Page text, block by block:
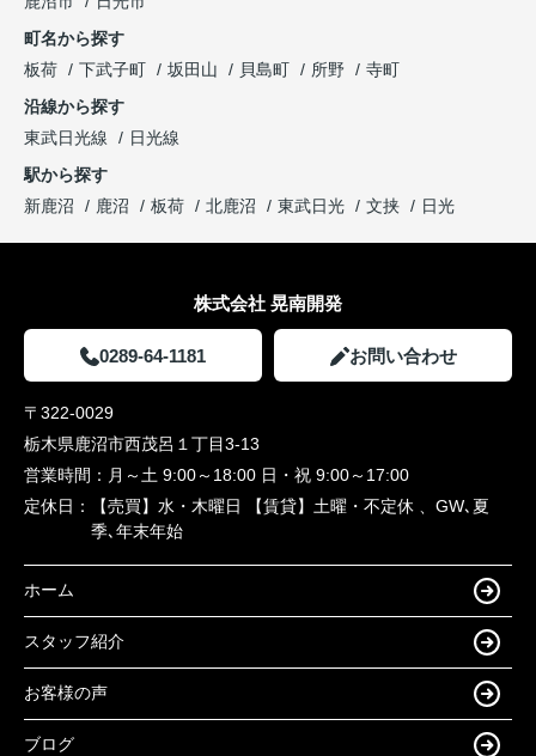
町名から探す
板荷
下武子町 坂田山 貝島町 所野
寺町
沿線から探す
東武日光線
日光線
駅から探す
新鹿沼
鹿沼 板荷 北鹿沼 東武日光 文挟 日光
株式会社 晃南開発
0289-64-1181 お問い合わせ
〒322-0029
栃木県鹿沼市西茂呂１丁目3-13
営業時間： 月～土 9:00～18:00 日・祝 9:00～17:00
定休日：
【売買】水・木曜日 【賃貸】土曜・不定休 、GW､夏
季､年末年始
ホーム
スタッフ紹介
お客様の声
ブログ